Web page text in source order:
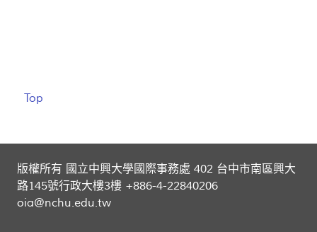
Top
版權所有 國立中興大學國際事務處 402 台中市南區興大
路145號行政大樓3樓 +886-4-22840206
oia@nchu.edu.tw